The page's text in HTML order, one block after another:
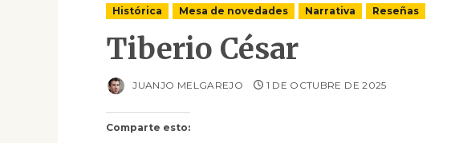
Histórica Mesa de novedades Narrativa Reseñas
Tiberio César
Comparte esto:
JUANJO MELGAREJO 1 DE OCTUBRE DE 2025